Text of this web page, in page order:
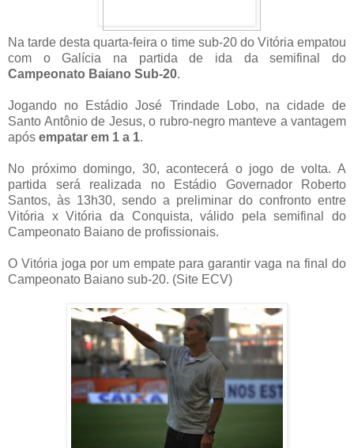
Na tarde desta quarta-feira o time sub-20 do Vitória empatou
com o Galícia na partida de ida da semifinal do
Campeonato Baiano Sub-20.
Jogando no Estádio José Trindade Lobo, na cidade de
Santo Antônio de Jesus, o rubro-negro manteve a vantagem
após empatar em 1 a 1.
No próximo domingo, 30, acontecerá o jogo de volta. A
partida será realizada no Estádio Governador Roberto
Santos, às 13h30, sendo a preliminar do confronto entre
Vitória x Vitória da Conquista, válido pela semifinal do
Campeonato Baiano de profissionais.
O Vitória joga por um empate para garantir vaga na final do
Campeonato Baiano sub-20. (Site ECV)